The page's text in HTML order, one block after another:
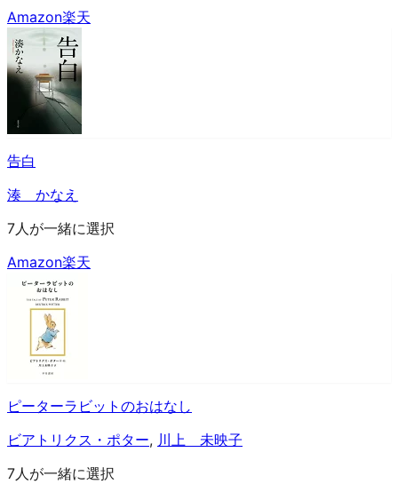
Amazon楽天
告白
湊 かなえ
7人が一緒に選択
Amazon楽天
ピーターラビットのおはなし
ビアトリクス・ポター, 川上 未映子
7人が一緒に選択